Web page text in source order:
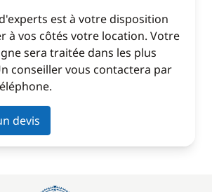
est à votre disposition
à vos côtés votre location. Votre
sera traitée dans les plus
conseiller vous contactera par
devis